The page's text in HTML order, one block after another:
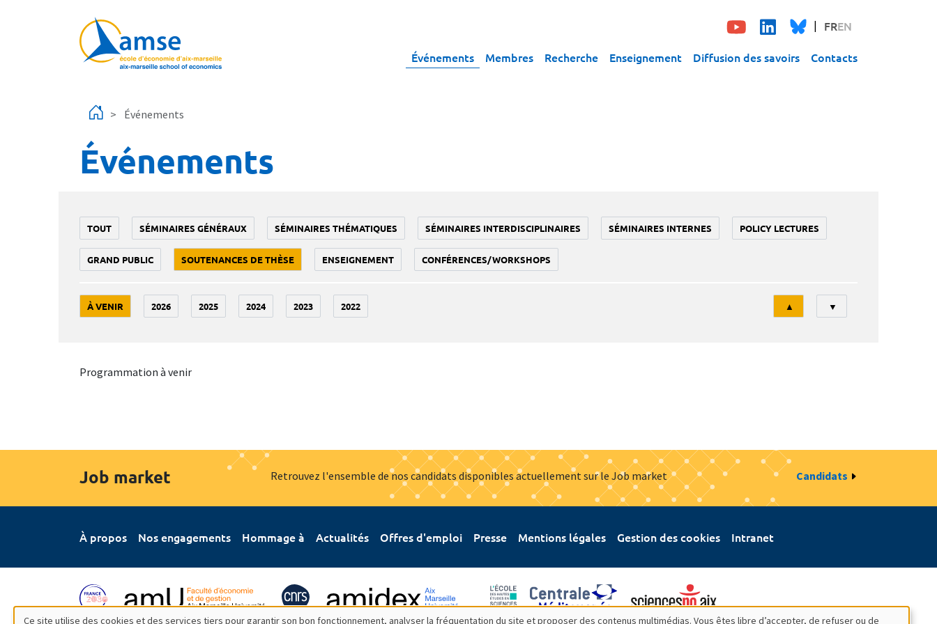
FREN
Événements Membres Recherche Enseignement Diffusion des savoirs Contacts
Événements
Événements
TOUT SÉMINAIRES GÉNÉRAUX SÉMINAIRES THÉMATIQUES SÉMINAIRES INTERDISCIPLINAIRES SÉMINAIRES INTERNES POLICY LECTURES
GRAND PUBLIC SOUTENANCES DE THÈSE ENSEIGNEMENT CONFÉRENCES/WORKSHOPS
À VENIR 2026 2025 2024 2023 2022
Tri
▲ ▼
Programmation à venir
Job market Retrouvez l'ensemble de nos candidats disponibles actuellement sur le Job market Candidats
À propos Nos engagements Hommage à Actualités Offres d'emploi Presse Mentions légales Gestion des cookies Intranet
Ce site utilise des cookies et des services tiers pour garantir son bon fonctionnement, analyser la fréquentation du site et proposer des contenus multimédias. Vous êtes libre d’accepter, de refuser ou de